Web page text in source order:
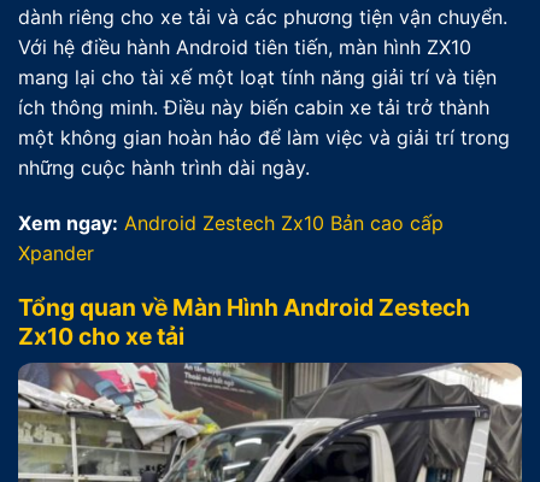
dành riêng cho xe tải và các phương tiện vận chuyển.
Với hệ điều hành Android tiên tiến, màn hình ZX10
mang lại cho tài xế một loạt tính năng giải trí và tiện
ích thông minh. Điều này biến cabin xe tải trở thành
một không gian hoàn hảo để làm việc và giải trí trong
những cuộc hành trình dài ngày.
Xem ngay: Android Zestech Zx10 Bản cao cấp
Xpander
Tổng quan về Màn Hình Android Zestech
Zx10 cho xe tải